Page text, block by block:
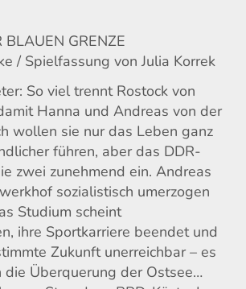
BLAUEN GRENZE
/ Spielfassung von Julia Korrek
So viel trennt Rostock von
Hanna und Andreas von der
wollen sie nur das Leben ganz
führen, aber das DDR-
zwei zunehmend ein. Andreas
sozialistisch umerzogen
Studium scheint
ihre Sportkarriere beendet und
Zukunft unerreichbar – es
die Überquerung der Ostsee…